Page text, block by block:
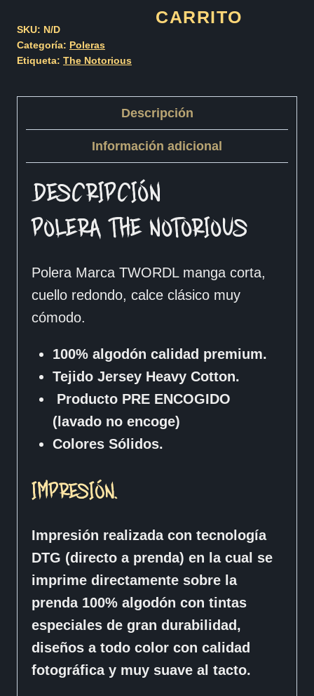
Cod012
cantidad
CARRITO
SKU: N/D
Categoría: Poleras
Etiqueta: The Notorious
Descripción
Información adicional
DESCRIPCIÓN
POLERA THE NOTORIOUS
Polera Marca TWORDL manga corta,
cuello redondo, calce clásico muy
cómodo.
100% algodón calidad premium.
Tejido Jersey Heavy Cotton.
Producto PRE ENCOGIDO
(lavado no encoge)
Colores Sólidos.
IMPRESIÓN.
Impresión realizada con tecnología
DTG (directo a prenda) en la cual se
imprime directamente sobre la
prenda 100% algodón con tintas
especiales de gran durabilidad,
diseños a todo color con calidad
fotográfica y muy suave al tacto.